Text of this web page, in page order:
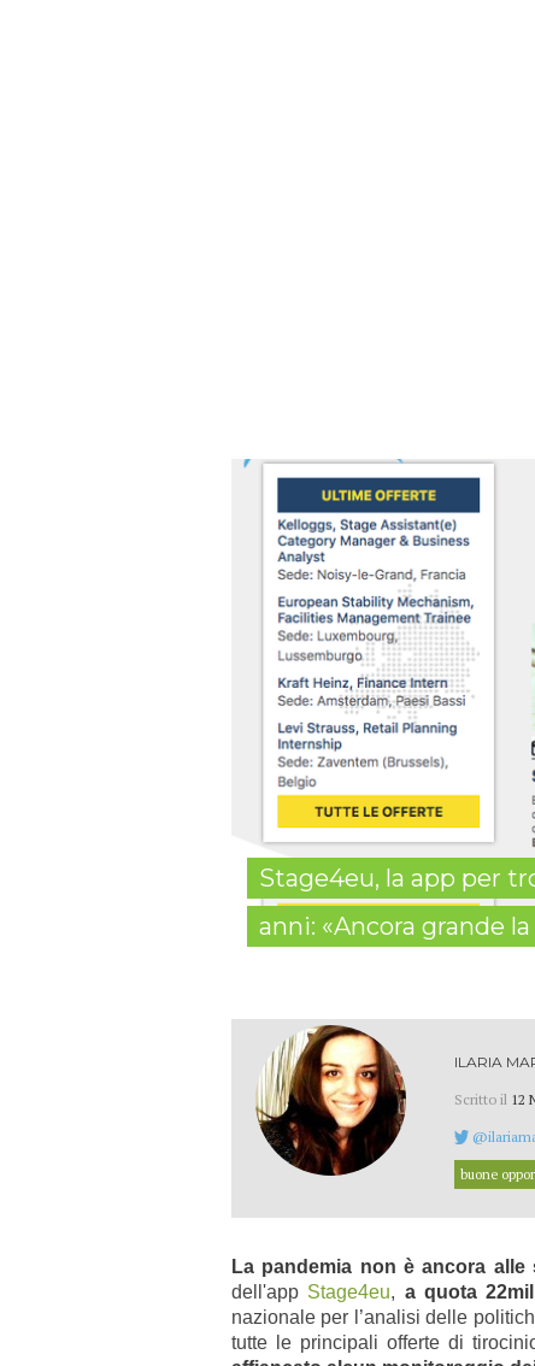
Stage4eu, la app per
anni: «Ancora grande
ILARIA
Scritto il 12
buone
La pandemia non è ancora
dell'app Stage4eu, a quota
nazionale per l’analisi delle
tutte le principali offerte di